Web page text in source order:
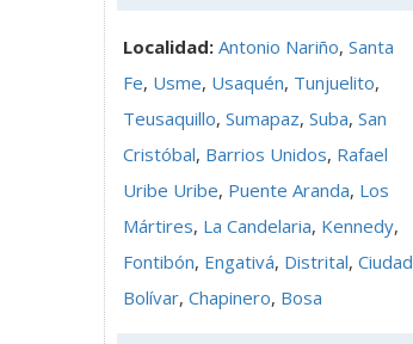
Localidad: Antonio Nariño, Santa
Fe, Usme, Usaquén, Tunjuelito,
Teusaquillo, Sumapaz, Suba, San
Cristóbal, Barrios Unidos, Rafael
Uribe Uribe, Puente Aranda, Los
Mártires, La Candelaria, Kennedy,
Fontibón, Engativá, Distrital, Ciudad
Bolívar, Chapinero, Bosa